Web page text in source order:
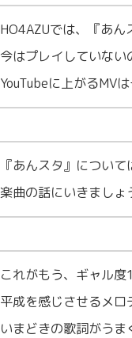
HO4AZUでは、『あ
今はプレイしていない
YouTubeに上がるMV
『あんスタ』につい
楽曲の話にいきましょ
これがもう、ギャル度
平成を感じさせるメロ
いまどきの歌詞がう